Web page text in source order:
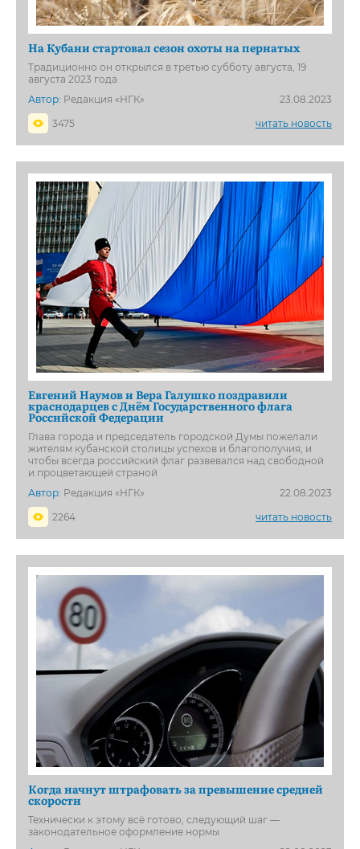
На Кубани стартовал сезон охоты на пернатых
Традиционно он открылся в третью субботу августа, 19
августа 2023 года
Автор: Редакция «НГК»
23.08.2023
3475
читать новость
Евгений Наумов и Вера Галушко поздравили
краснодарцев с Днём Государственного флага
Российской Федерации
Глава города и председатель городской Думы пожелали
жителям кубанской столицы успехов и благополучия, и
чтобы всегда российский флаг развевался над свободной
и процветающей страной
Автор: Редакция «НГК»
22.08.2023
2264
читать новость
Когда начнут штрафовать за превышение средней
скорости
Технически к этому всё готово, следующий шаг —
законодательное оформление нормы